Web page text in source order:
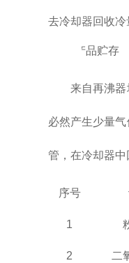
去冷却器回收冷
产品贮存
来自再沸
必然产生少量
管，在冷却器
序号
1
2 二